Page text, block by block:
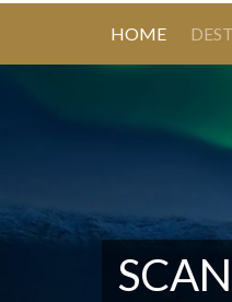
HOME